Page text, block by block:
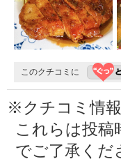
このクチコミに
※クチコミ情
これらは投稿
でご了承くだ